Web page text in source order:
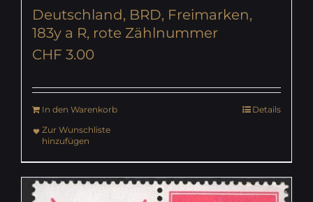
Deutschland, BRD, Freimarken,
183y a R, rote Zählnummer
CHF 3.00
In den Warenkorb
Details
Zur Wunschliste
hinzufügen